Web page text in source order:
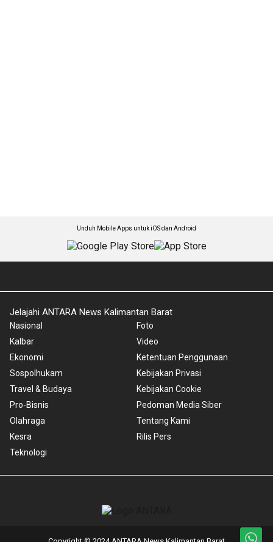
Unduh Mobile Apps untuk iOS dan Android
Jelajahi ANTARA News Kalimantan Barat
Nasional
Kalbar
Ekonomi
Sospolhukam
Travel & Budaya
Pro-Bisnis
Olahraga
Kesra
Teknologi
Foto
Video
Ketentuan Penggunaan
Kebijakan Privasi
Kebijakan Cookie
Pedoman Media Siber
Tentang Kami
Rilis Pers